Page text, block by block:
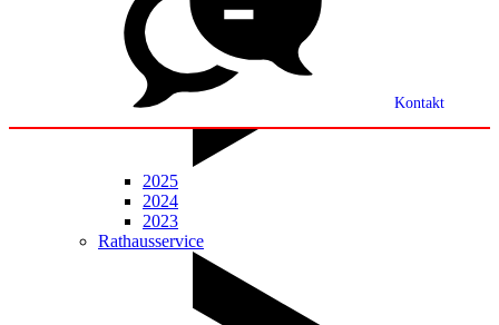
Kontakt
2025
2024
2023
Rathausservice